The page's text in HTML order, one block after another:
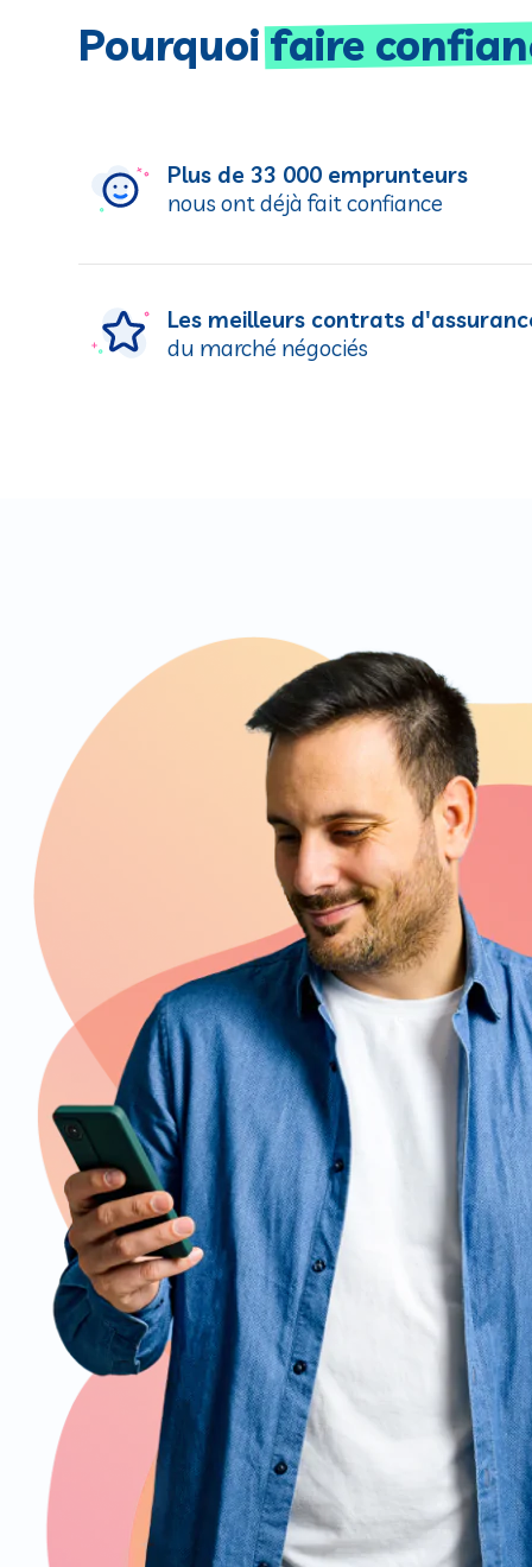
Pourquoifaire
Plus de 33 000 emprunteurs
nous ont déjà fait confiance
Les meilleurs contrats
du marché négociés